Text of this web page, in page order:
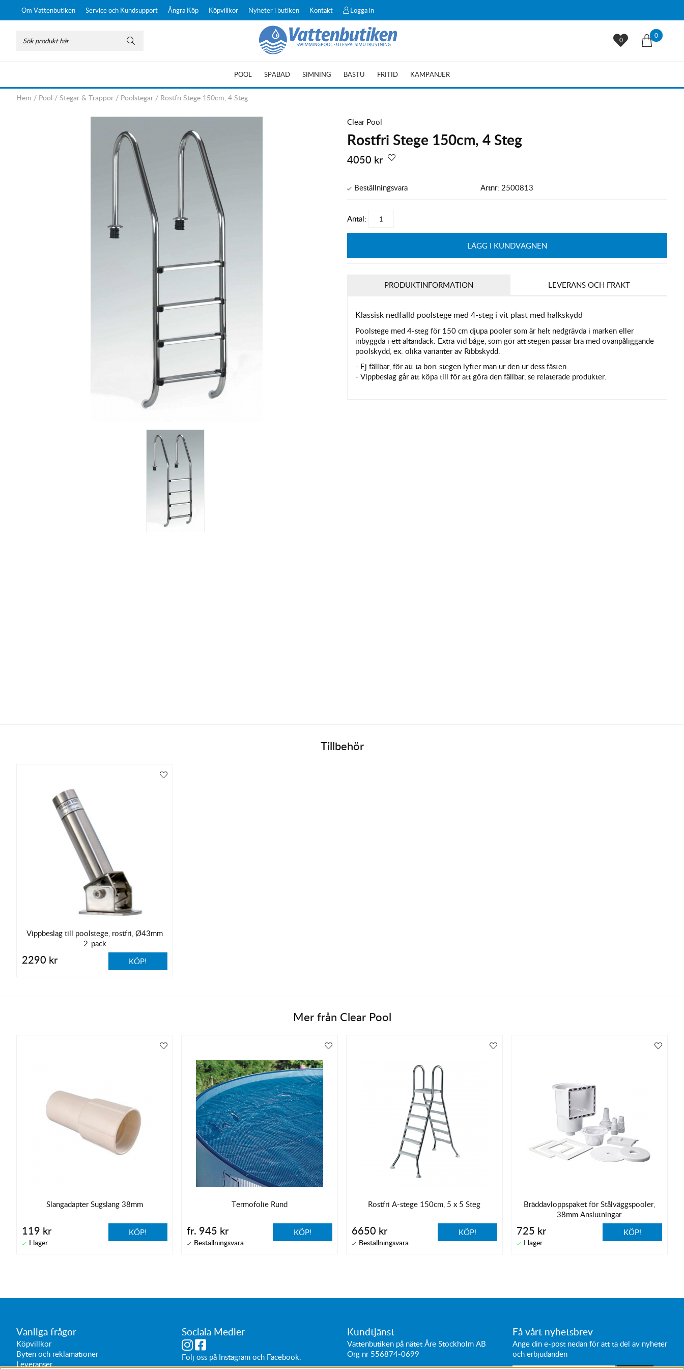
Om Vattenbutiken Service och Kundsupport Ångra Köp Köpvillkor Nyheter i butiken Kontakt Logga in
0
0
POOL SPABAD SIMNING BASTU FRITID KAMPANJER
Hem / Pool / Stegar & Trappor / Poolstegar / Rostfri Stege 150cm, 4 Steg
Clear Pool
Rostfri Stege 150cm, 4 Steg
4050 kr
Artnr: 2500813
Antal:
LÄGG I KUNDVAGNEN
PRODUKTINFORMATION
Klassisk nedfälld poolstege med 4-steg i vit plast med halkskydd
Poolstege med 4-steg för150 cm djupa pooler som är helt nedgrävda i marken eller
inbyggda i ett altandäck . Extra vid båge, som gör att stegen passar bra med ovanpåliggande
poolskydd, ex. olika varianter av Ribbskydd.
- Ej fällbar, för att ta bort stegen lyfter man ur den ur dess fästen.
- Vippbeslag går att köpa till för att göra den fällbar, se relaterade produkter.
LEVERANS OCH FRAKT
Tillbehör
Vippbeslag till poolstege, rostfri, Ø43mm
2-pack
2290 kr KÖP!
Mer från Clear Pool
Slangadapter Sugslang 38mm
119 kr KÖP!
Termofolie Rund
fr. 945 kr KÖP!
Rostfri A-stege 150cm, 5 x 5 Steg
6650 kr KÖP!
Bräddavloppspaket för Stålväggspooler,
38mm Anslutningar
725 kr KÖP!
Vanliga frågor
Köpvillkor
Byten och reklamationer
Leveranser
Sociala Medier
Följ oss på Instagramoch Facebook
Kundtjänst
Vattenbutiken på nätet Åre Stockholm AB
Org nr 556874-0699
Få vårt nyhetsbrev
Ange din e-post nedan för att ta del av nyheter
och erbjudanden